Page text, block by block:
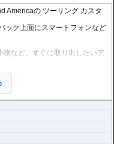
Americaの ツーリング カスタ
ック上面にスマートフォンなど
など、すぐに取り出したいア
商品です。 (完全防水を保証す
なります。 底面には浸水防止
可能です。
窓部分 130mm x 70mm)